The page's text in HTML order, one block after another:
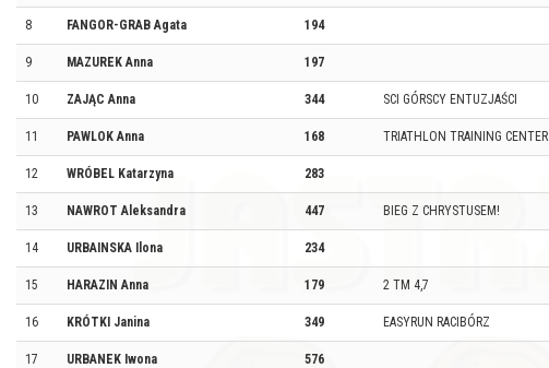
8 FANGOR-GRAB Agata 194
9 MAZUREK Anna 197
10 ZAJĄC Anna 344 SCI GÓRSCY ENTUZJAŚCI
11 PAWLOK Anna 168 TRIATHLON TRAINING CENTER
12 WRÓBEL Katarzyna 283
13 NAWROT Aleksandra 447 BIEG Z CHRYSTUSEM!
14 URBAINSKA Ilona 234
15 HARAZIN Anna 179 2 TM 4,7
16 KRÓTKI Janina 349 EASYRUN RACIBÓRZ
17 URBANEK Iwona 576